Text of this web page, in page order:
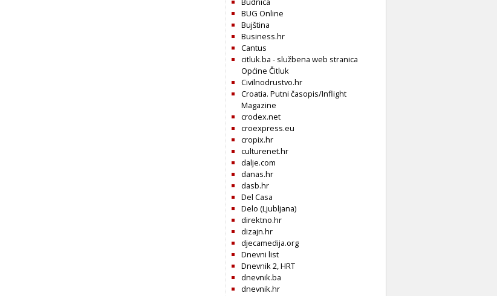
BUG Online
Bujština
Business.hr
Cantus
citluk.ba - službena web stranica
Općine Čitluk
Civilnodrustvo.hr
Croatia. Putni časopis/Inflight
Magazine
crodex.net
croexpress.eu
cropix.hr
culturenet.hr
dalje.com
danas.hr
dasb.hr
Del Casa
Delo (Ljubljana)
direktno.hr
dizajn.hr
djecamedija.org
Dnevni list
Dnevnik 2, HRT
dnevnik.ba
dnevnik.hr